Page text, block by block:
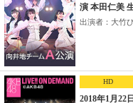
演 本田仁美
出演者：大竹
HD
2018年1月22